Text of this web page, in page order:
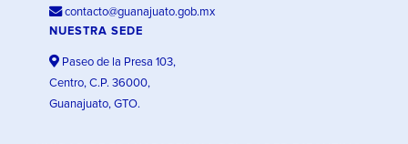
contacto@guanajuato.gob.mx
NUESTRA SEDE
Paseo de la Presa 103,
Centro, C.P. 36000,
Guanajuato, GTO.